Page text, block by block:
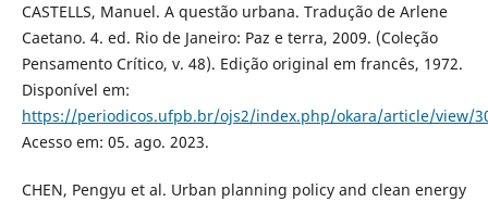
CASTELLS, Manuel. A questão urbana. Tradução de Arlene
Caetano. 4. ed. Rio de Janeiro: Paz e terra, 2009. (Coleção
Pensamento Crítico, v. 48). Edição original em francês, 1972.
Disponível em:
https://periodicos.ufpb.br/ojs2/index.php/okara/article/view/
Acesso em: 05. ago. 2023.
CHEN, Pengyu et al. Urban planning policy and clean energy